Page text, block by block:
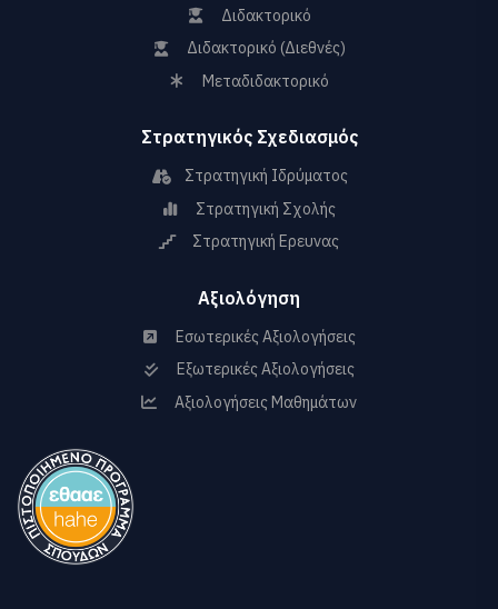
Διδακτορικό
Διδακτορικό (Διεθνές)
Μεταδιδακτορικό
Στρατηγικός Σχεδιασμός
Στρατηγική Ιδρύματος
Στρατηγική Σχολής
Στρατηγική Ερευνας
Αξιολόγηση
Εσωτερικές Αξιολογήσεις
Εξωτερικές Αξιολογήσεις
Αξιολογήσεις Μαθημάτων